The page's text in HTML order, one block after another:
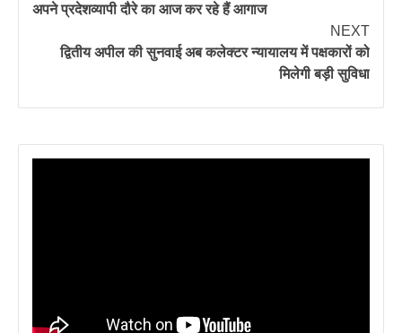
अपने प्रदेशव्यापी दौरे का आज कर रहे हैं आगाज
NEXT
द्वितीय अपील की सुनवाई अब कलेक्टर न्यायालय में पक्षकारों को
मिलेगी बड़ी सुविधा